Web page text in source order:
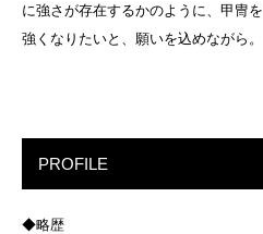
に強さが存在するかのように、甲冑
強くなりたいと、願いを込めながら。
PROFILE
◆略歴